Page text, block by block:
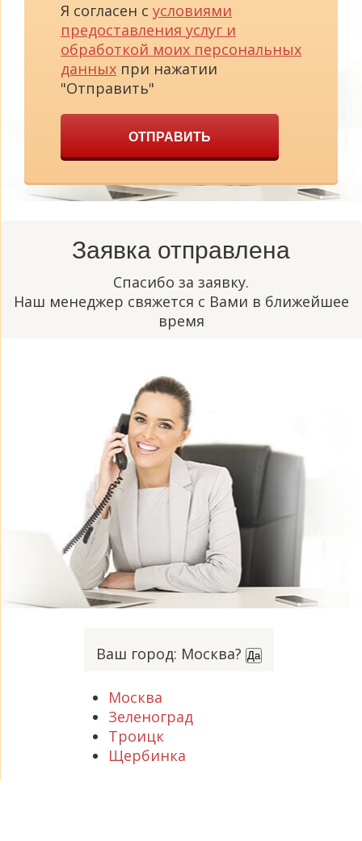
Я согласен с условиями
предоставления услуг и
обработкой моих персональных
данных при нажатии
"Отправить"
ОТПРАВИТЬ
Заявка отправлена
Спасибо за заявку.
Наш менеджер свяжется с Вами в ближейшее
время
Ваш город: Москва? Да
Москва
Зеленоград
Троицк
Щербинка